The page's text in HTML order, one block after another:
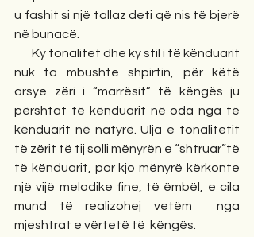
u fashit si një tallaz deti që nis të bjerë
në bunacë.
nuk ta mbushte shpirtin, për këtë
arsye zëri i “marrësit” të këngës ju
përshtat të kënduarit në oda nga të
kënduarit në natyrë. Ulja e tonalitetit
të zërit të tij solli mënyrën e “shtruar”të
të kënduarit, por kjo mënyrë kërkonte
një vijë melodike fine, të ëmbël, e cila
mund të realizohej vetëm  nga
mjeshtrat e vërtetë të  këngës.